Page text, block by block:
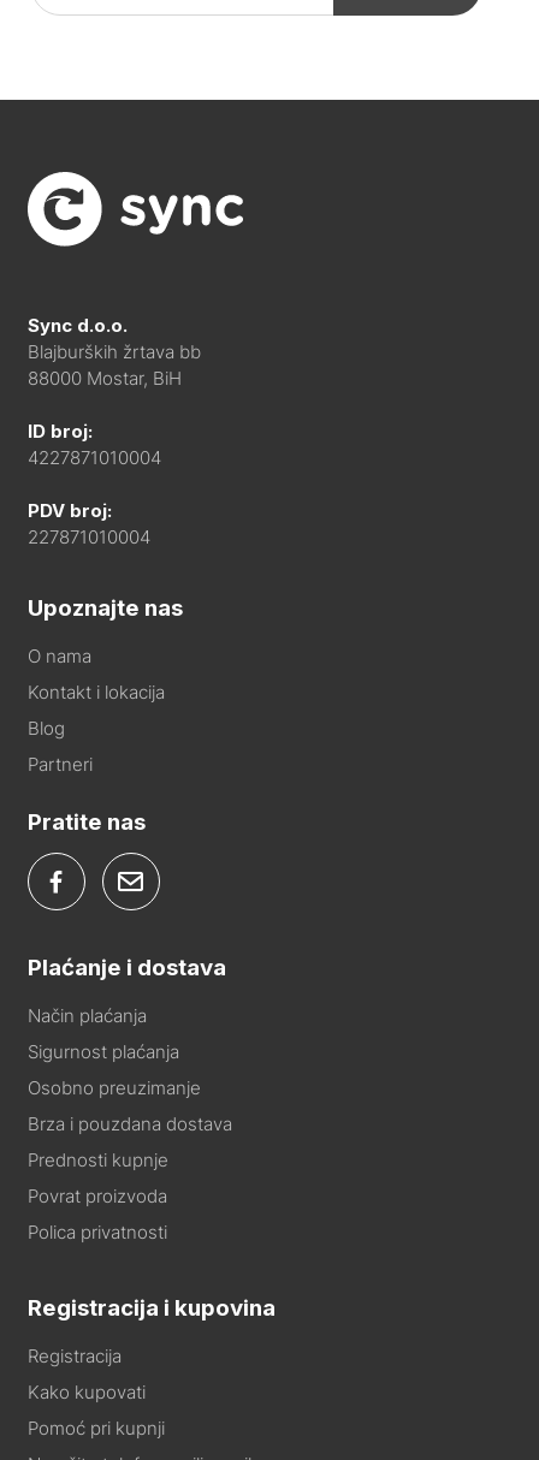
Sync d.o.o.
Blajburških žrtava bb
88000 Mostar, BiH
ID broj:
4227871010004
PDV broj:
227871010004
Upoznajte nas
O nama
Kontakt i lokacija
Blog
Partneri
Pratite nas
Plaćanje i dostava
Način plaćanja
Sigurnost plaćanja
Osobno preuzimanje
Brza i pouzdana dostava
Prednosti kupnje
Povrat proizvoda
Polica privatnosti
Registracija i kupovina
Registracija
Kako kupovati
Pomoć pri kupnji